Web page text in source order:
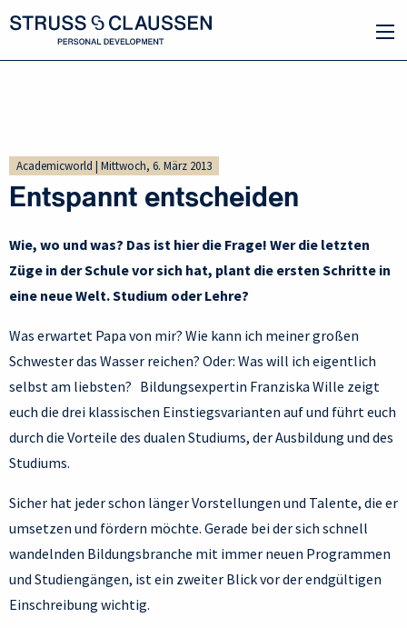
Academicworld | Mittwoch, 6. März 2013
Entspannt entscheiden
Wie, wo und was? Das ist hier die Frage! Wer die letzten
Züge in der Schule vor sich hat, plant die ersten Schritte in
eine neue Welt. Studium oder Lehre?
Was erwartet Papa von mir? Wie kann ich meiner großen
Schwester das Wasser reichen? Oder: Was will ich eigentlich
selbst am liebsten? Bildungsexpertin Franziska Wille zeigt
euch die drei klassischen Einstiegsvarianten auf und führt euch
durch die Vorteile des dualen Studiums, der Ausbildung und des
Studiums.
Sicher hat jeder schon länger Vorstellungen und Talente, die er
umsetzen und fördern möchte. Gerade bei der sich schnell
wandelnden Bildungsbranche mit immer neuen Programmen
und Studiengängen, ist ein zweiter Blick vor der endgültigen
Einschreibung wichtig.